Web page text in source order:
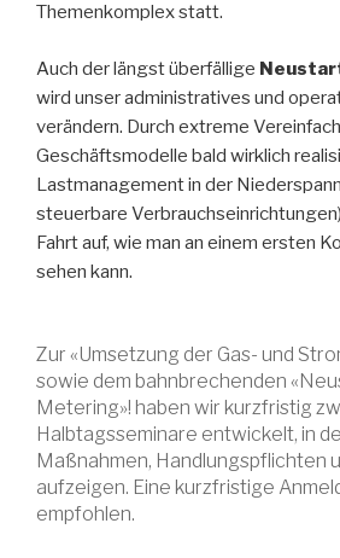
Themenkomplex statt.
Auch der längst überfällige
wird unser administratives und
verändern. Durch extreme
Geschäftsmodelle bald wirklich
Lastmanagement in der
steuerbare
Fahrt auf, wie man an einem ersten
sehen kann.
Zur «Umsetzung der Gas- und
sowie dem bahnbrechenden
Metering»! haben wir kurzfristig
Halbtagsseminare entwickelt, in
Maßnahmen, Handlungspflichten
aufzeigen. Eine kurzfristige
empfohlen.